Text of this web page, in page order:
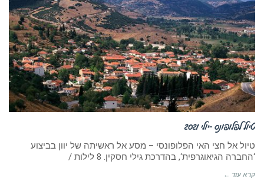
טיול לפלופונס -יולי 2021
טיול אל חצי האי הפלופונסי – מסע אל ראשיתה של יוון בביצוע
‘החברה הגיאוגרפית‘, בהדרכת גילי חסקין. 8 לילות /
קרא עוד ←